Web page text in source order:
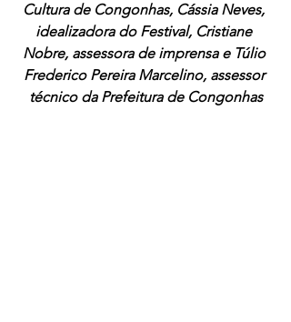
Cultura de Congonhas, Cássia Neves,
idealizadora do Festival, Cristiane
Nobre, assessora de imprensa e Túlio
Frederico Pereira Marcelino, assessor
técnico da Prefeitura de Congonhas